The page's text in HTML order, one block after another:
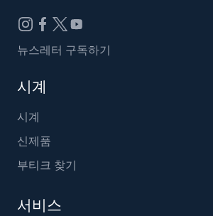
뉴스레터 구독하기
시계
시계
신제품
부티크 찾기
서비스